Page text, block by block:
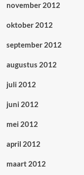
november 2012
oktober 2012
september 2012
augustus 2012
juli 2012
juni 2012
mei 2012
april 2012
maart 2012